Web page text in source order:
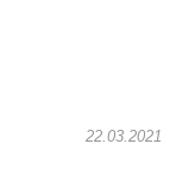
22.03.2021